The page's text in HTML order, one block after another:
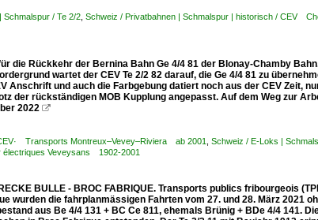
Schmalspur / Te 2/2 Schweiz / Privatbahnen | Schmalspur | historisch / CEV
die Rückkehr der Bernina Bahn Ge 4/4 81 der Blonay-Chamby
wartet der CEV Te 2/2 82 darauf, die Ge 4/4 81 zu
Anschrift und auch die Farbgebung datiert noch aus der CEV Zeit,
der rückständigen MOB Kupplung angepasst. Auf dem Weg zur
2022 
Transports Montreux–Vevey–Riviera ab 2001 Schweiz / E-Loks |
Veveysans 1902-2001
BULLE - BROC FABRIQUE. Transports publics fribourgeois
wurden die fahrplanmässigen Fahrten vom 27. und 28. März 2021
aus Be 4/4 131 + BC Ce 811, ehemals Brünig + BDe 4/4 141.